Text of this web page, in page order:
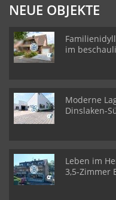
NEUE OBJEKTE
im
Moderne
Dinslaken-
Leben im
3,5-Zimmer